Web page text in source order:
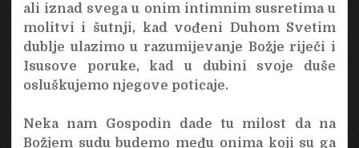
ali iznad svega u onim intimnim susretima u
molitvi i šutnji, kad vođeni Duhom Svetim
dublje ulazimo u razumijevanje Božje riječi i
Isusove poruke, kad u dubini svoje duše
osluškujemo njegove poticaje.
Neka nam Gospodin dade tu milost da na
Božjem sudu budemo među onima koji su ga